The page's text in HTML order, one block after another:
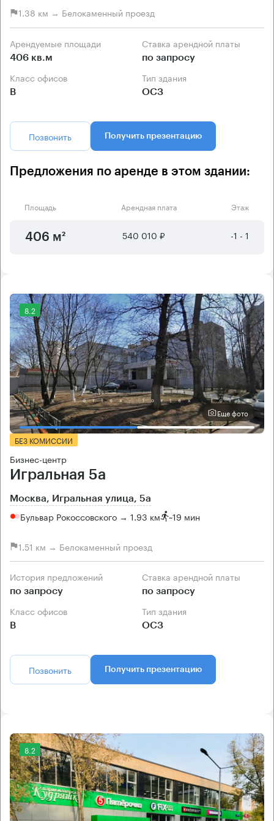
1.38 км → Белокаменный проезд
Арендуемые площади
406 кв.м
Ставка арендной платы
по запросу
Класс офисов
B
Тип здания
ОСЗ
Позвонить Получить презентацию
Предложения по аренде в этом здании:
Площадь Арендная плата Этаж
406 м² 540 010 ₽ -1 - 1
8.2
Еще фото
БЕЗ КОМИССИИ
Бизнес-центр
Игральная 5а
Москва, Игральная улица, 5а
Бульвар Рокоссовского → 1.93 км ~19 мин
1.51 км → Белокаменный проезд
История предложений
по запросу
Ставка арендной платы
по запросу
Класс офисов
B
Тип здания
ОСЗ
Позвонить Получить презентацию
8.2